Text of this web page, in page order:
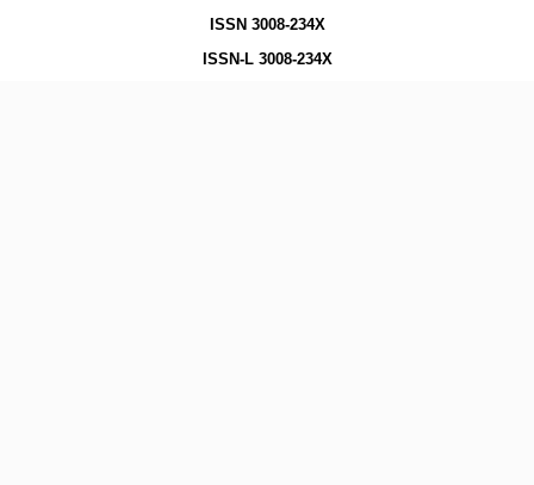
ISSN 3008-234X
ISSN-L 3008-234X